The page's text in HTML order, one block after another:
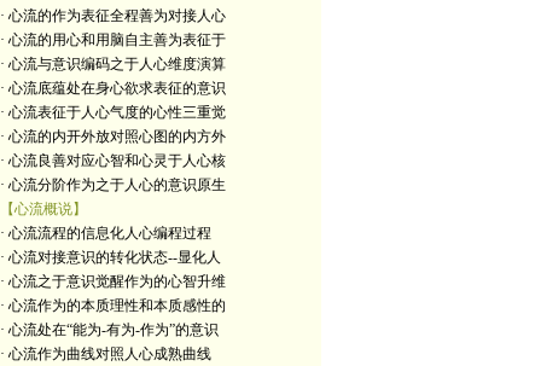
· 心流的作为表征全程善为对接人心
· 心流的用心和用脑自主善为表征于
· 心流与意识编码之于人心维度演算
· 心流底蕴处在身心欲求表征的意识
· 心流表征于人心气度的心性三重觉
· 心流的内开外放对照心图的内方外
· 心流良善对应心智和心灵于人心核
· 心流分阶作为之于人心的意识原生
【心流概说】
· 心流流程的信息化人心编程过程
· 心流对接意识的转化状态--显化人
· 心流之于意识觉醒作为的心智升维
· 心流作为的本质理性和本质感性的
· 心流处在“能为-有为-作为”的意识
· 心流作为曲线对照人心成熟曲线